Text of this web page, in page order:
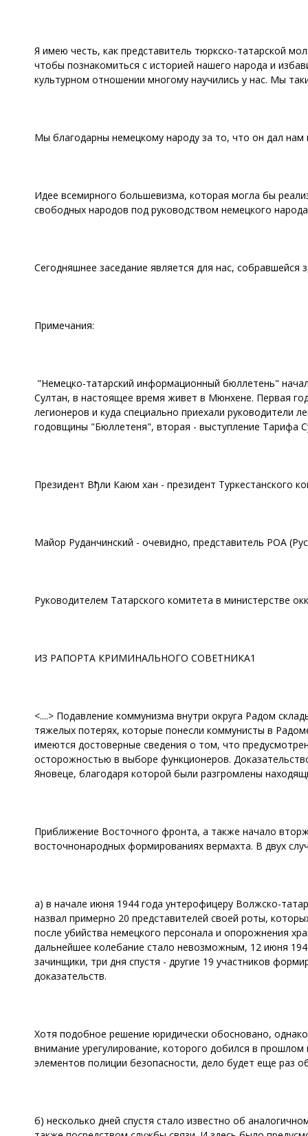
Я имею честь, как представитель тюркско-татарской
чтобы познакомиться с историей нашего народа и
культурном отношении многому научились у нас. Мы
Мы благодарны немецкому народу за то, что он дал
Идее всемирного большевизма, которая могла бы
свободных народов под руководством немецкого
Сегодняшнее заседание является для нас,
Примечания:
"Немецко-татарский информационный бюллетень"
Султан, в настоящее время живет в Мюнхене. Первая
легионеров и куда специально приехали руководители
годовщины "Бюллетеня", вторая - выступление Тарифа
Президент Вђли Каюм хан - президент Туркестанского
Майор Руданчинский - очевидно, представитель РОА
Руководителем Татарского комитета в министерстве
ИЗ РАПОРТА КРИМИНАЛЬНОГО СОВЕТНИКА1
<....> Подавление коммунизма внутри округа Радом
тяжелых потерях, которые понесли коммунисты в
имеются достоверные сведения о том, что
осторожностью в выборе функционеров.
Яновеце, благодаря которой были разгромлены
Приближение Восточного фронта, а также начало
восточнонародных формированиях вермахта. В двух
а) в начале июня 1944 года унтерофицеру Волжско-
назвал примерно 20 представителей своей роты,
после убийства немецкого персонала и опорожнения
дальнейшее колебание стало невозможным, 12 июня
зачинщики, три дня спустя - другие 19 участников
доказательств.
Хотя подобное решение юридически обосновано,
внимание урегулирование, которого добился в
элементов полиции безопасности, дело будет еще раз
б) несколько дней спустя стало известно об